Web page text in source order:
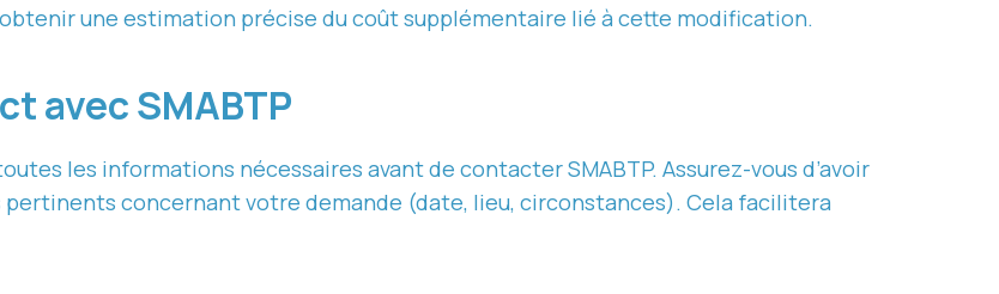
une estimation précise du coût supplémentaire lié à cette modification.
avec SMABTP
les informations nécessaires avant de contacter SMABTP. Assurez-vous d’avoir
concernant votre demande (date, lieu, circonstances). Cela facilitera